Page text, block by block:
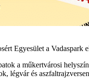
Egyesület a
a műkertvárosi
légvár és